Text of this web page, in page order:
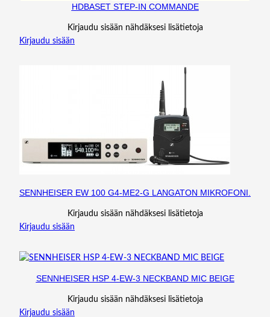
HDBASET STEP-IN COMMANDE
Kirjaudu sisään nähdäksesi lisätietoja
Kirjaudu sisään
SENNHEISER EW 100 G4-ME2-G LANGATON MIKROFONI.
Kirjaudu sisään nähdäksesi lisätietoja
Kirjaudu sisään
SENNHEISER HSP 4-EW-3 NECKBAND MIC BEIGE
Kirjaudu sisään nähdäksesi lisätietoja
Kirjaudu sisään